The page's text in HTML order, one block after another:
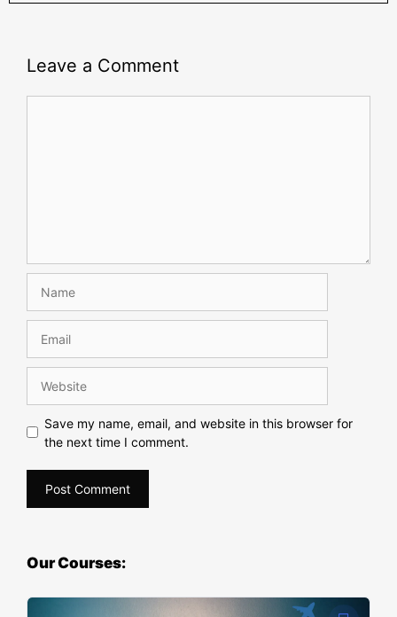
Leave a Comment
Save my name, email, and website in this browser for
the next time I comment.
Our Courses: